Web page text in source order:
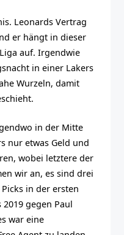
Leonards Vertrag
er hängt in dieser
auf. Irgendwie
in einer Lakers
Wurzeln, damit
in der Mitte
nur etwas Geld und
wobei letztere der
wir an, es sind drei
in der ersten
gegen Paul
war eine